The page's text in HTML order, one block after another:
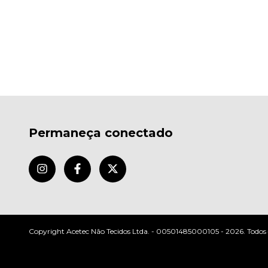
Permaneça conectado
Copyright Acetec Não Tecidos Ltda. - 00501485000105 - 2026. Todos